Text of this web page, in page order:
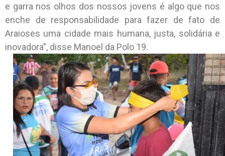
e garra nos olhos dos nossos jovens é algo que nos
enche de responsabilidade para fazer de fato de
Araioses uma cidade mais humana, justa, solidária e
inovadora”, disse Manoel da Polo 19.